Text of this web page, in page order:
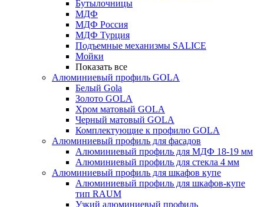
Бутылочницы
МДФ
МДФ Россия
МДФ Турция
Подъемные механизмы SALICE
Мойки
Показать все
Алюминиевый профиль GOLA
Белый Gola
Золото GOLA
Хром матовый GOLA
Черный матовый GOLA
Комплектующие к профилю GOLA
Алюминиевый профиль для фасадов
Алюминиевый профиль для МДФ 18-19 мм
Алюминиевый профиль для стекла 4 мм
Алюминиевый профиль для шкафов купе
Алюминиевый профиль для шкафов-купе
тип RAUM
Узкий алюминиевый профиль